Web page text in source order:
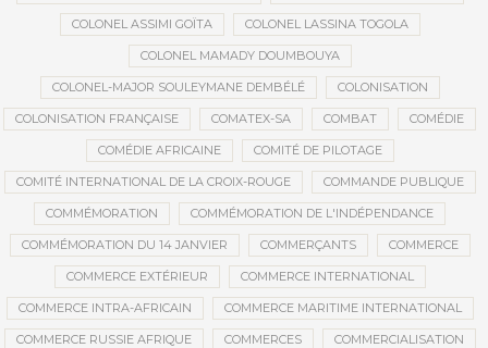
COLONEL ASSIMI GOÏTA COLONEL LASSINA TOGOLA
COLONEL MAMADY DOUMBOUYA
COLONEL-MAJOR SOULEYMANE DEMBÉLÉ COLONISATION
COLONISATION FRANÇAISE COMATEX-SA COMBAT COMÉDIE
COMÉDIE AFRICAINE COMITÉ DE PILOTAGE
COMITÉ INTERNATIONAL DE LA CROIX-ROUGE COMMANDE PUBLIQUE
COMMÉMORATION COMMÉMORATION DE L'INDÉPENDANCE
COMMÉMORATION DU 14 JANVIER COMMERÇANTS COMMERCE
COMMERCE EXTÉRIEUR COMMERCE INTERNATIONAL
COMMERCE INTRA-AFRICAIN COMMERCE MARITIME INTERNATIONAL
COMMERCE RUSSIE AFRIQUE COMMERCES COMMERCIALISATION